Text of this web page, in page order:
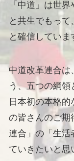
「中道」は世
と共生でもっ
と確信していま
中道改革連合は
う、五つの綱領
日本初の本格
の皆さんのご期
連合」の「生活
ていきたいと思